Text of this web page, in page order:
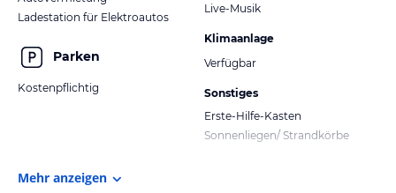
Ladestation für Elektroautos
Parken
Kostenpflichtig
Live-Musik
Klimaanlage
Verfügbar
Sonstiges
Erste-Hilfe-Kasten
Sonnenliegen/ Strandkörbe
Mehr anzeigen